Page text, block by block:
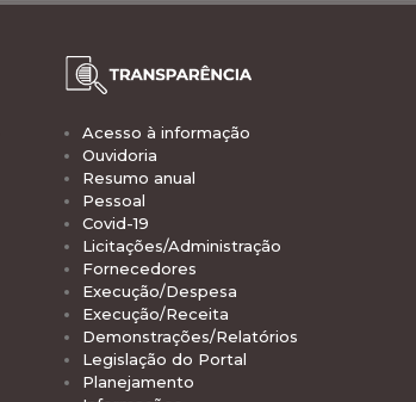
Acesso à informação
Ouvidoria
Resumo anual
Pessoal
Covid-19
Licitações/Administração
Fornecedores
Execução/Despesa
Execução/Receita
Demonstrações/Relatórios
Legislação do Portal
Planejamento